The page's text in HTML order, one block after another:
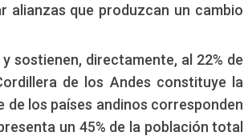
alianzas que produzcan un cambio
sostienen, directamente, al 22% de
de los Andes constituye la
de los países andinos corresponden
un 45% de la población total